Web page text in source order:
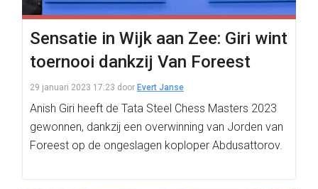
Sensatie in Wijk aan Zee: Giri wint
toernooi dankzij Van Foreest
29 januari 2023 17:23 door Evert Janse
Anish Giri heeft de Tata Steel Chess Masters 2023
gewonnen, dankzij een overwinning van Jorden van
Foreest op de ongeslagen koploper Abdusattorov.